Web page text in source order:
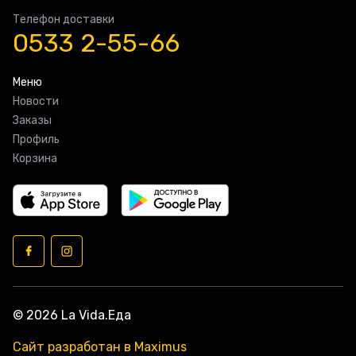
Телефон доставки
0533 2-55-66
Меню
Новости
Заказы
Профиль
Корзина
© 2026 La Vida.Еда
Сайт разработан в Maximus